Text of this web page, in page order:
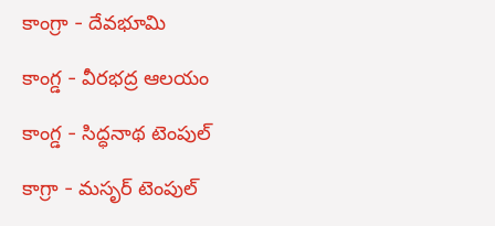
కాంగ్రా - దేవభూమి
కాంగ్డ - వీరభద్ర ఆలయం
కాంగ్డ - సిద్ధనాథ టెంపుల్
కాగ్రా - మసృర్ టెంపుల్